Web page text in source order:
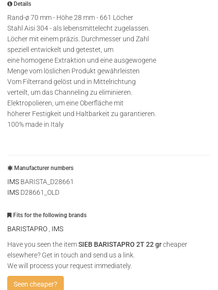
Details
Rand-ø 70 mm - Höhe 28 mm - 661 Löcher
Stahl Aisi 304 - als lebensmittelecht zugelassen.
Löcher mit einem präzis. Durchmesser und Zahl
speziell entwickelt und getestet, um
eine homogene Extraktion und eine ausgewogene
Menge vom löslichen Produkt gewährleisten
Vom Filterrand gelöst und in Mittelrichtung
verteilt, um das Channeling zu eliminieren.
Elektropolieren, um eine Oberfläche mit
höherer Festigkeit und Haltbarkeit zu garantieren.
100% made in Italy
Manufacturer numbers
IMS BARISTA_D28661
IMS D28661_OLD
Fits for the following brands
BARISTAPRO
IMS
Have you seen the itemSIEB BARISTAPRO 2T 22 grcheaper
elsewhere? Get in touch and send us a link.
We will process your request immediately.
Seen cheaper?